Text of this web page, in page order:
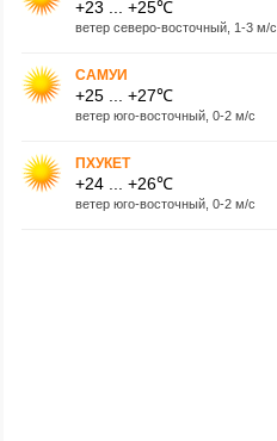
+23 ... +25℃
ветер северо-восточный, 1-3 м/с
САМУИ
+25 ... +27℃
ветер юго-восточный, 0-2 м/с
ПХУКЕТ
+24 ... +26℃
ветер юго-восточный, 0-2 м/с